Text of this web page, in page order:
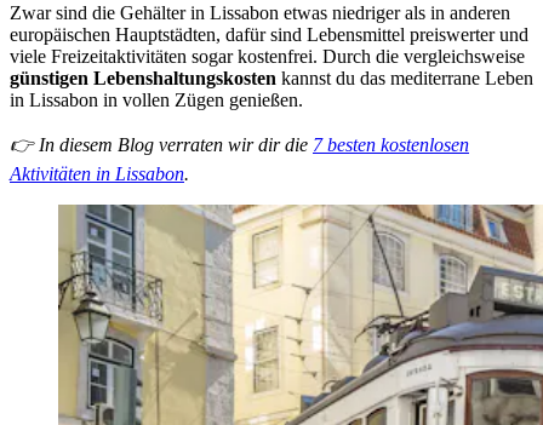
Zwar sind die Gehälter in Lissabon etwas niedriger als in anderen
europäischen Hauptstädten, dafür sind Lebensmittel preiswerter und
viele Freizeitaktivitäten sogar kostenfrei. Durch die vergleichsweise
günstigen Lebenshaltungskosten kannst du das mediterrane Leben
in Lissabon in vollen Zügen genießen.
👉 In diesem Blog verraten wir dir die 7 besten kostenlosen
Aktivitäten in Lissabon.